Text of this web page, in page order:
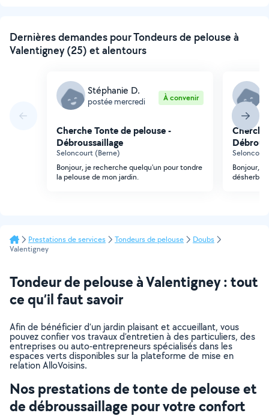
Dernières demandes pour Tondeurs de pelouse à
Valentigney (25) et alentours
Stéphanie D.
postée mercredi À convenir
Cherche Tonte de pelouse -
Débroussaillage
Seloncourt (Berne)
Bonjour, je recherche quelqu'un pour tondre
la pelouse de mon jardin.
Bonjour,
désherber
Prestations de services Tondeurs de pelouse
Doubs
Valentigney
Tondeur de pelouse à Valentigney : tout
ce qu’il faut savoir
Afin de bénéficier d’un jardin plaisant et accueillant, vous
pouvez confier vos travaux d’entretien à des particuliers, des
entreprises ou auto-entrepreneurs spécialisés dans les
espaces verts disponibles sur la plateforme de mise en
relation AlloVoisins.
Nos prestations de tonte de pelouse et
de débroussaillage pour votre confort